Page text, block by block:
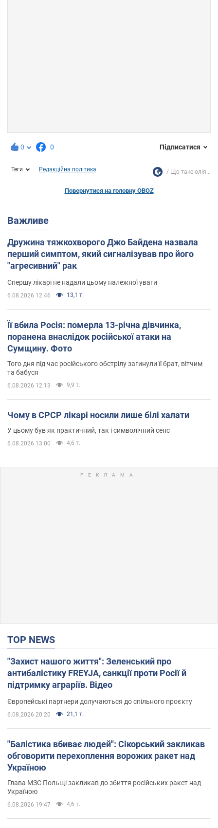
0 0 Підписатися
Теги Редакційна політика Що таке олія...
Повернутися на головну OBOZ
Важливе
Дружина тяжкохворого Джо Байдена назвала
перший симптом, який сигналізував про його
"агресивний" рак
Спершу лікарі не надали цьому належної уваги
6.08.2026 12:46 13,1 т.
Її вбила Росія: померла 13-річна дівчинка,
поранена внаслідок російської атаки на
Сумщину. Фото
Того дня під час російського обстрілу загинули її брат, вітчим
та бабуся
6.08.2026 12:13 9,9 т.
Чому в СРСР лікарі носили лише білі халати
У цьому був як практичний, так і символічний сенс
6.08.2026 13:00 4,6 т.
TOP NEWS
"Захист нашого життя": Зеленський про
антибалістику FREYJA, санкції проти Росії й
підтримку аграріїв. Відео
Європейські партнери долучаються до спільного проєкту
6.08.2026 20:20 21,1 т.
"Балістика вбиває людей": Сікорський закликав
обговорити перехоплення ворожих ракет над
Україною
Глава МЗС Польщі закликав до збиття російських ракет над
Україною
6.08.2026 19:47 4,6 т.